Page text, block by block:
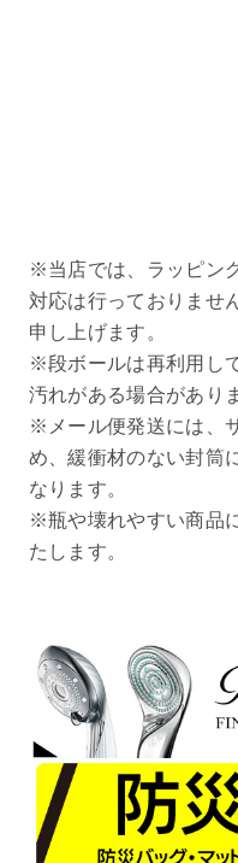
※当店では、ラッピン
対応は行っておりませ
申し上げます。
※段ボールは再利用し
汚れがある場合があり
※メール便発送には、
め、緩衝材のない封筒
なります。
※瓶や壊れやすい商品
たします。